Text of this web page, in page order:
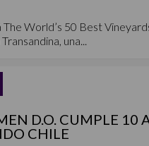
The World’s 50 Best
una...
D.O. CUMPLE 10
CHILE